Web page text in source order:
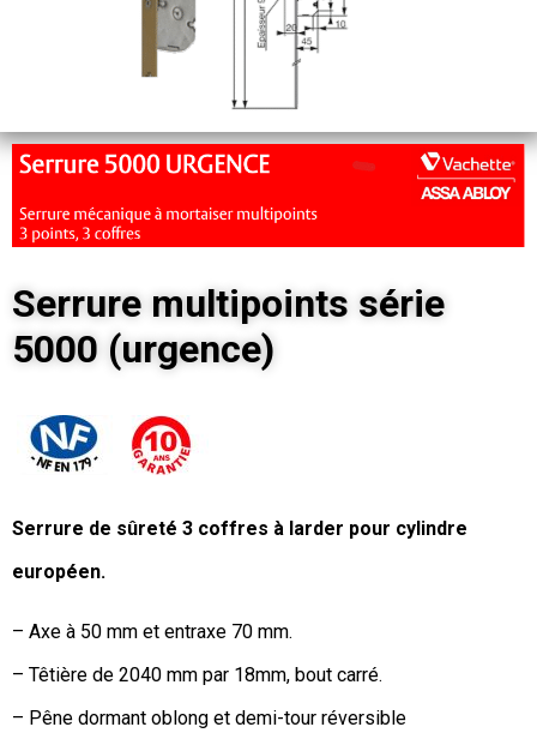
Serrure multipoints série
5000 (urgence)
Serrure de sûreté 3 coffres à larder pour cylindre
européen.
– Axe à 50 mm et entraxe 70 mm.
– Têtière de 2040 mm par 18mm, bout carré.
– Pêne dormant oblong et demi-tour réversible